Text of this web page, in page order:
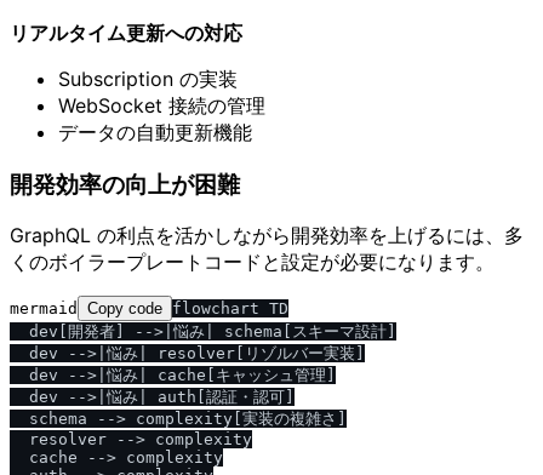
リアルタイム更新への対応
Subscription の実装
WebSocket 接続の管理
データの自動更新機能
開発効率の向上が困難
GraphQL の利点を活かしながら開発効率を上げるには、多
くのボイラープレートコードと設定が必要になります。
mermaid Copy code flowchart TD
  dev[開発者] -->|悩み| schema[スキーマ設計]
  dev -->|悩み| resolver[リゾルバー実装]
  dev -->|悩み| cache[キャッシュ管理]
  dev -->|悩み| auth[認証・認可]
  schema --> complexity[実装の複雑さ]
  resolver --> complexity
  cache --> complexity